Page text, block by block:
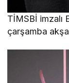
TİMSBİ imzalı
çarşamba